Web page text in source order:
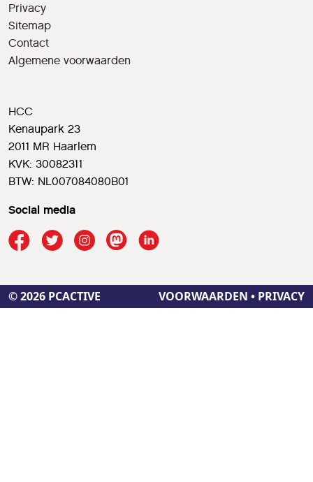
Privacy
Sitemap
Contact
Algemene voorwaarden
HCC
Kenaupark 23
2011 MR Haarlem
KVK: 30082311
BTW: NL007084080B01
Social media
© 2026 PCACTIVE VOORWAARDEN • PRIVACY